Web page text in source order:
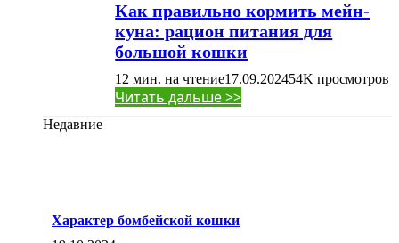
Как правильно кормить мейн-
куна: рацион питания для
большой кошки
12 мин. на чтение17.09.202454Kпросмотров
Читать дальше >>
Недавние
Характер бомбейской кошки